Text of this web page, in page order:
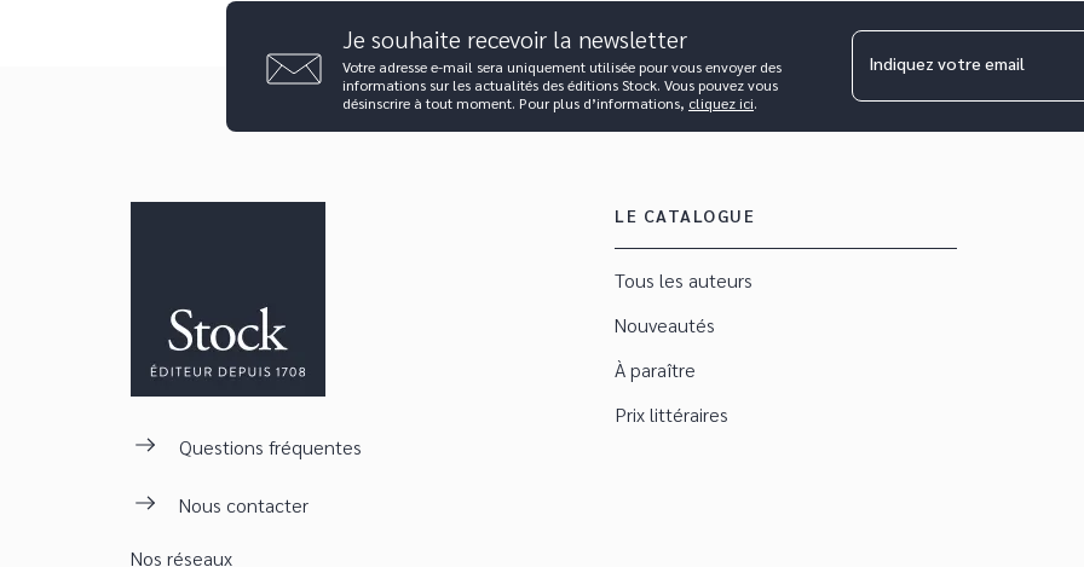
Je souhaite recevoir la newsletter
Votre adresse e-mail sera uniquement utilisée pour vous envoyer des
informations sur les actualités des éditions Stock. Vous pouvez vous
désinscrire à tout moment. Pour plus d’informations, cliquez ici.
Indiquez votre email
Questions fréquentes
Nous contacter
Nos réseaux
LE CATALOGUE
Tous les auteurs
Nouveautés
À paraître
Prix littéraires